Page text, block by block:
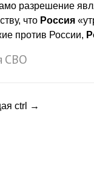
разрешение
что Россия
против России,
СВО
ctrl
→